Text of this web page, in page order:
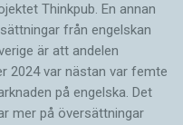
Thinkpub. En annan
från engelskan
är att andelen
2024 var nästan var femte
på engelska. Det
mer på översättningar